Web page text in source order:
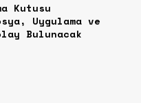
Kutusu
Uygulama ve
Bulunacak